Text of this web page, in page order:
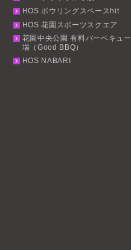
HOS ボウリングスペースhit
HOS 花園スポーツスクエア
花園中央公園 有料バーベキュー
場（Good BBQ）
HOS NABARI